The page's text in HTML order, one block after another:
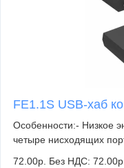
FE1.1S USB-хаб
Особенности:- Низкое
четыре нисходящих
72.00р. Без НДС: